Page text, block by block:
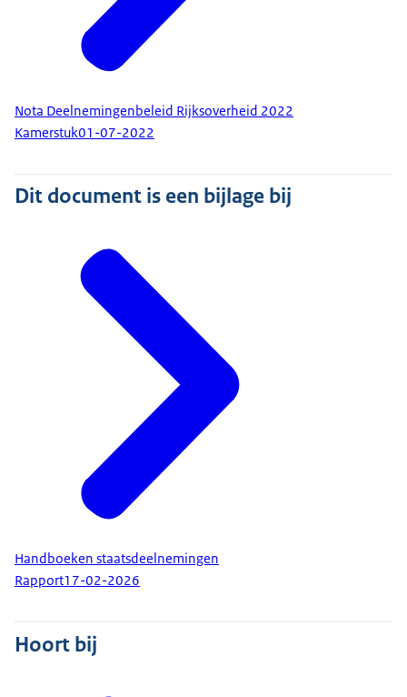
Nota Deelnemingenbeleid Rijksoverheid 2022
Kamerstuk01-07-2022
Dit document is een bijlage bij
Handboeken staatsdeelnemingen
Rapport17-02-2026
Hoort bij